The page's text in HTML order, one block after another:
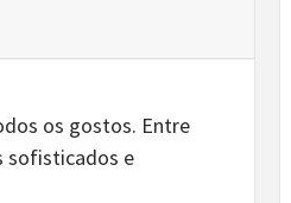
os gostos. Entre
sofisticados e